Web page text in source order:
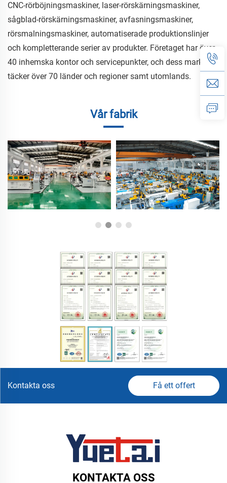
CNC-rörböjningsmaskiner, laser-rörskärningsmaskiner,
sågblad-rörskärningsmaskiner, avfasningsmaskiner,
rörsmalningsmaskiner, automatiserade produktionslinjer
och kompletterande serier av produkter. Företaget har över
40 inhemska kontor och servicepunkter, och dess marknad
täcker över 70 länder och regioner samt utomlands.
Vår fabrik
Kontakta oss Få ett offert
KONTAKTA OSS